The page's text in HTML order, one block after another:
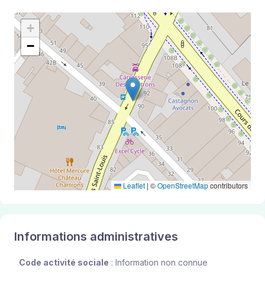
+
−
Leaflet | ©OpenStreetMapcontributors
Informations administratives
Code activité sociale : Information non connue